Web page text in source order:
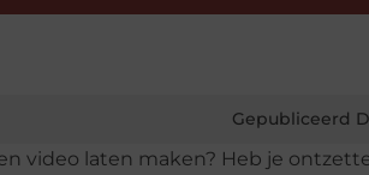
Gepubliceerd
video laten maken? Heb je